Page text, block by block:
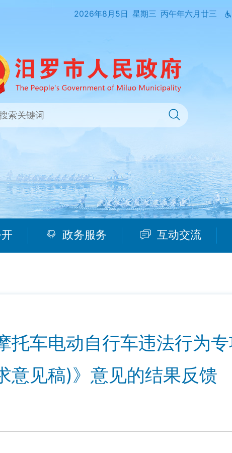
2026年8月5日 星期三 丙午年六月廿三
政务服务 互动交流
托车电动自行车违法行为
意见稿)》意见的结果反馈